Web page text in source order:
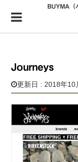
HOME
ファッショントレン
BUYMAで人気のブ
BUYMA（
Journeys
更新日 : 2018年10